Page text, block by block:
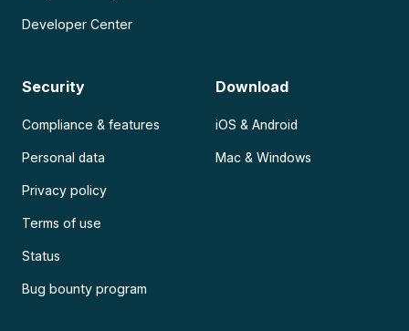
Developer Center
Security
Compliance & features
Personal data
Privacy policy
Terms of use
Status
Bug bounty program
Download
iOS & Android
Mac & Windows